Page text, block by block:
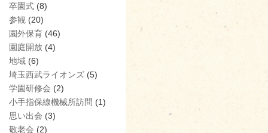
卒園式 (8)
参観 (20)
園外保育 (46)
園庭開放 (4)
地域 (6)
埼玉西武ライオンズ (5)
学園研修会 (2)
小手指保線機械所訪問 (1)
思い出会 (3)
敬老会 (2)